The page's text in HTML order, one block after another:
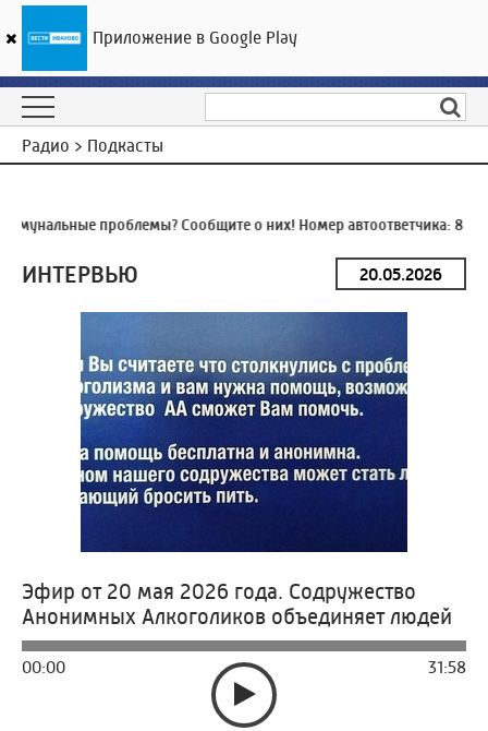
ГТРК «Ивтелерадио»
Радио > Подкасты
проблемы? Сообщите о них! Номер автоответчика:8
ИНТЕРВЬЮ
Эфир от 20 мая 2026 года. Содружество
Анонимных Алкоголиков объединяет людей
00:00 31:58
Приложение в Google Play